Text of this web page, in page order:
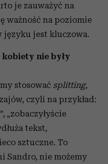
je zauważyć na
ważność na poziomie
języku jest kluczowa.
kobiety nie były
stosować splitting,
czyli na przykład:
„zobaczyłyście
tekst,
sztuczne. To
Sandro, nie możemy